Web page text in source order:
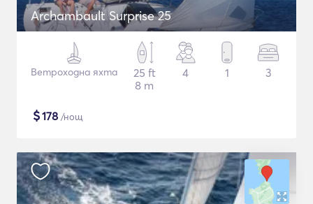
Archambault Surprise 25
Ветроходна яхта
25 ft
8 m
4 1 3
$178 /нощ